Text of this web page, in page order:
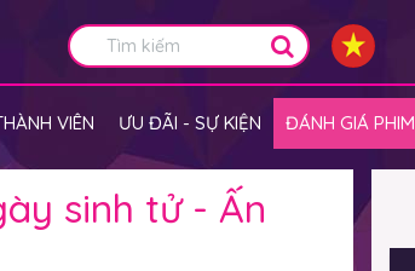
VIÊN ƯU ĐÃI - SỰ KIỆN ĐÁNH GIÁ PHIM
sinh tử - Ấn